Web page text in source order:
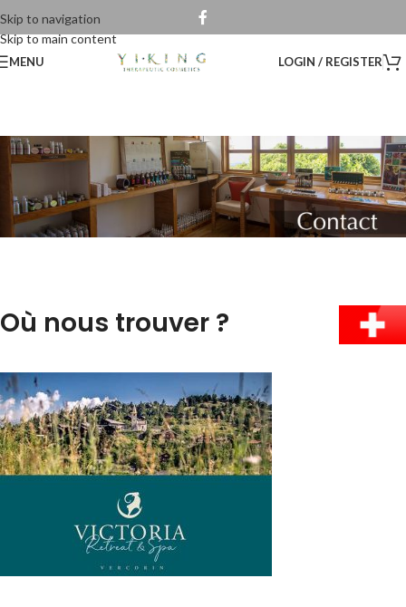
Skip to navigation
Skip to main content
MENU LOGIN / REGISTER
Où nous trouver ?